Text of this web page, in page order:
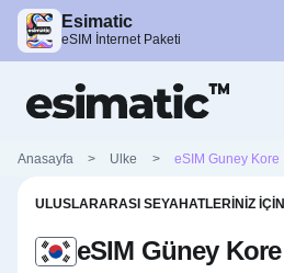
Esimatic
eSIM İnternet Paketi
Anasayfa > Ulke > eSIM Guney Kore
ULUSLARARASI SEYAHATLERINIZ İÇIN
eSIM Güney Kore